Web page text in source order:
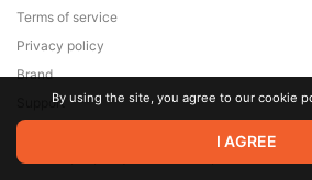
© 2026 Zaya Solutions Limited. All rights
are the property of their respective owners.
Terms of service
Privacy policy
Brand
SupportBy using the site, you agree to our cookie
I AGREE